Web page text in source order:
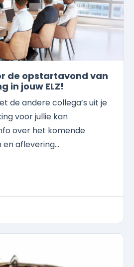
de opstartavond van
in jouw ELZ!
de andere collega’s uit je
voor jullie kan
over het komende
aflevering...